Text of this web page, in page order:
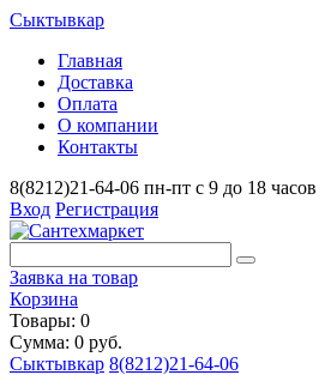
Сыктывкар
Главная
Доставка
Оплата
О компании
Контакты
8(8212)21-64-06 пн-пт с 9 до 18 часов
Вход Регистрация
Заявка на товар
Корзина
Товары: 0
Сумма: 0 руб.
Сыктывкар 8(8212)21-64-06